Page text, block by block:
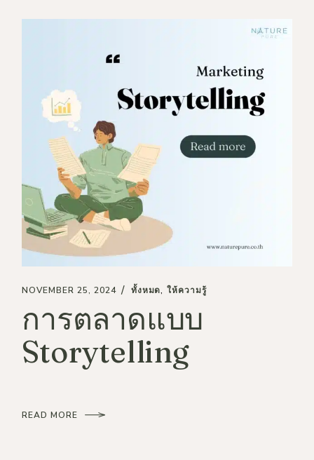
NOVEMBER 25, 2024 ทั้งหมด ให้ความรู้
การตลาดแบบ
Storytelling
READ MORE